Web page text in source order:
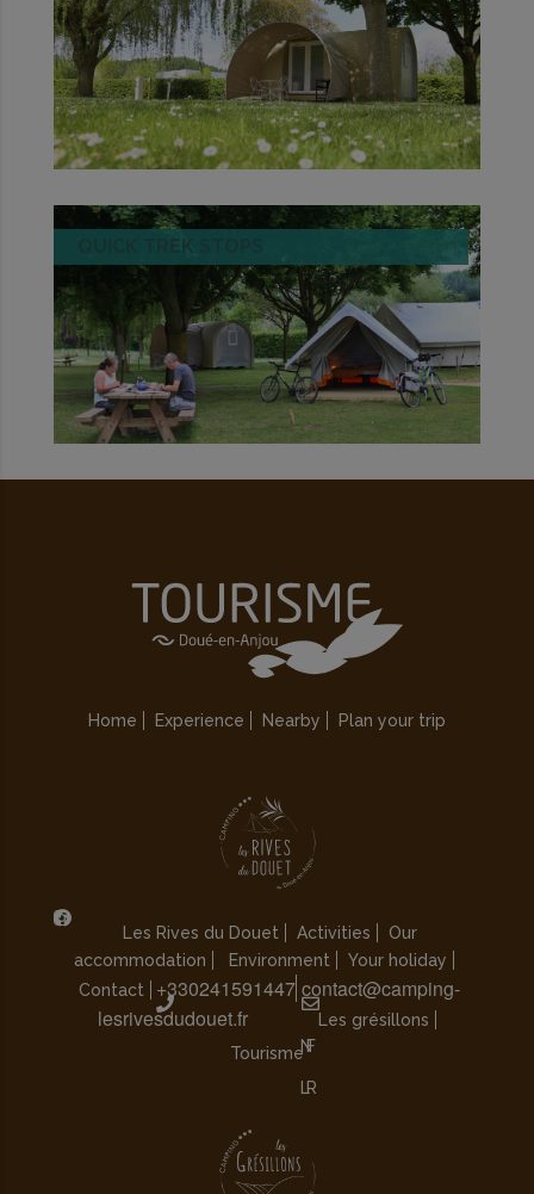
Home Experience Nearby Plan your trip
Les Rives du Douet Activities
Our
accommodation
Environment
Your holiday
Contact
+330241591447 contact@camping-
lesrivesdudouet.fr
Les grésillons
Tourisme